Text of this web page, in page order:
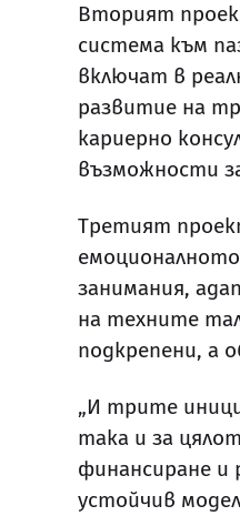
Вторият
система към
включат в
развитие на
кариерно
възможности
Третият
занимания,
на техните
подкрепени, а
„И трите
така и за
финансиране и
устойчив